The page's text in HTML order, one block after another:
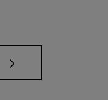
TAB para desplazarse.